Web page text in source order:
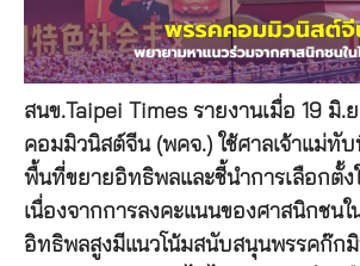
สนข.Taipei Times รายงานเมื่อ 19 มิ.
คอมมิวนิสต์จีน (พคจ.) ใช้ศาลเจ้าแม่ทับ
พื้นที่ขยายอิทธิพลและชี้นำการเลือกตั้ง
เนื่องจากการลงคะแนนของศาสนิกชนใ
อิทธิพลสูงมีแนวโน้มสนับสนุนพรรคก๊กมิ